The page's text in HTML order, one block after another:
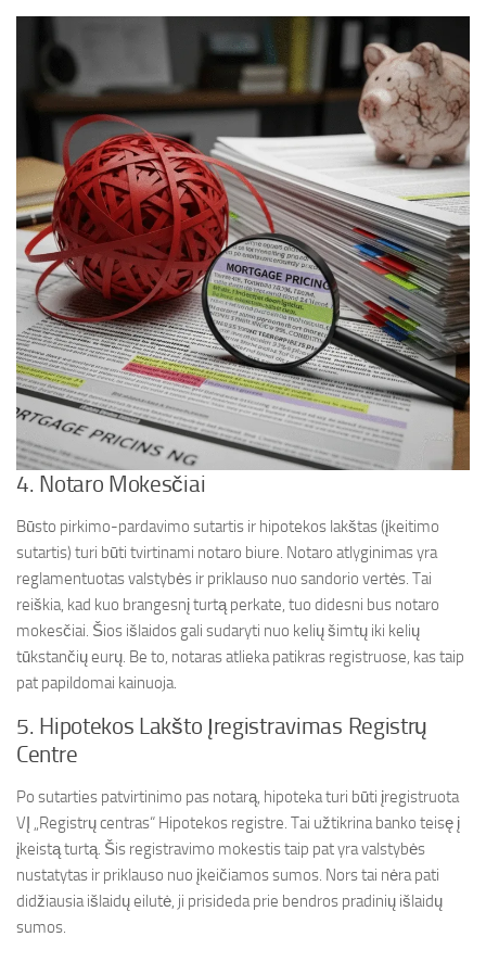
4. Notaro Mokesčiai
Būsto pirkimo-pardavimo sutartis ir hipotekos lakštas (įkeitimo
sutartis) turi būti tvirtinami notaro biure. Notaro atlyginimas yra
reglamentuotas valstybės ir priklauso nuo sandorio vertės. Tai
reiškia, kad kuo brangesnį turtą perkate, tuo didesni bus notaro
mokesčiai. Šios išlaidos gali sudaryti nuo kelių šimtų iki kelių
tūkstančių eurų. Be to, notaras atlieka patikras registruose, kas taip
pat papildomai kainuoja.
5. Hipotekos Lakšto Įregistravimas Registrų
Centre
Po sutarties patvirtinimo pas notarą, hipoteka turi būti įregistruota
VĮ „Registrų centras“ Hipotekos registre. Tai užtikrina banko teisę į
įkeistą turtą. Šis registravimo mokestis taip pat yra valstybės
nustatytas ir priklauso nuo įkeičiamos sumos. Nors tai nėra pati
didžiausia išlaidų eilutė, ji prisideda prie bendros pradinių išlaidų
sumos.